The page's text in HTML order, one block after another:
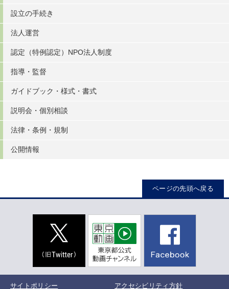
設立の手続き
法人運営
認定（特例認定）NPO法人制度
指導・監督
ガイドブック・様式・書式
説明会・個別相談
法律・条例・規制
公開情報
ページの先頭へ戻る
サイトポリシー アクセシビリティ方針